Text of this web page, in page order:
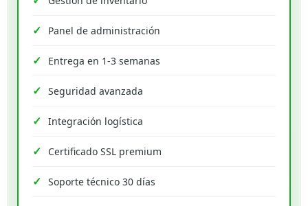
Panel de administración
Entrega en 1-3 semanas
Seguridad avanzada
Integración logística
Certificado SSL premium
Soporte técnico 30 días